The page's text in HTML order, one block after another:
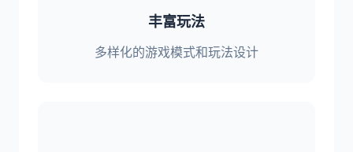
丰富玩法
多样化的游戏模式和玩法设计